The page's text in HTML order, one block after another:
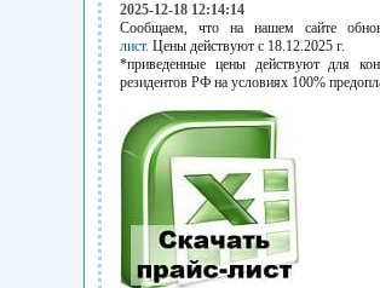
2025-12-18 12:14:14
Сообщаем, что на нашем сайте
лист. Цены действуют с 18.12.2025 г.
*приведенные цены действуют для
резидентов РФ на условиях 100%